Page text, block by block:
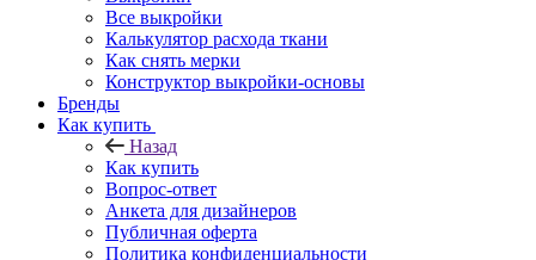
Все выкройки
Калькулятор расхода ткани
Как снять мерки
Конструктор выкройки-основы
Бренды
Как купить
Назад
Как купить
Вопрос-ответ
Анкета для дизайнеров
Публичная оферта
Политика конфиденциальности